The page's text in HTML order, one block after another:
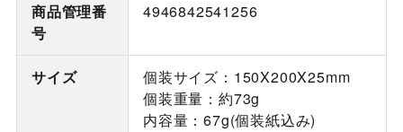
商品管理番
号
4946842541256
サイズ
個装サイズ：150X200X25mm
個装重量：約73g
内容量：67g(個装紙込み)